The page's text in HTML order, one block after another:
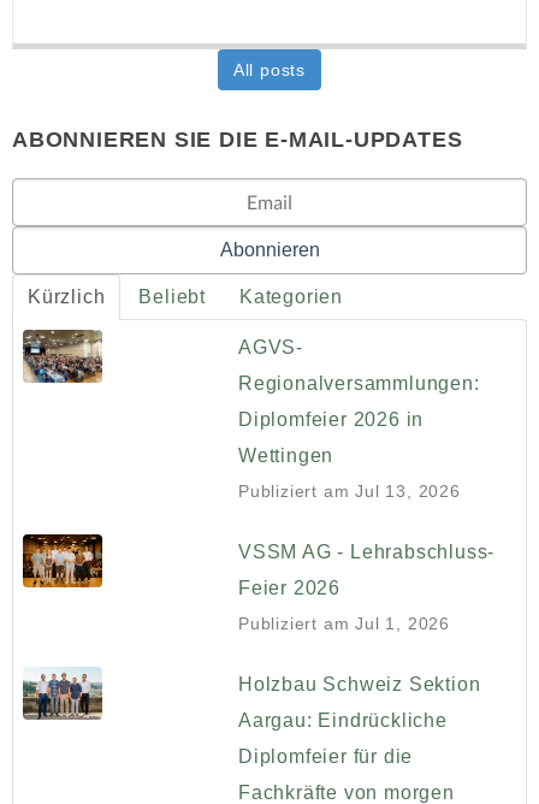
All posts
ABONNIEREN SIE DIE E-MAIL-UPDATES
Kürzlich Beliebt Kategorien
AGVS-
Regionalversammlungen:
Diplomfeier 2026 in
Wettingen
Publiziert am Jul 13, 2026
VSSM AG - Lehrabschluss-
Feier 2026
Publiziert am Jul 1, 2026
Holzbau Schweiz Sektion
Aargau: Eindrückliche
Diplomfeier für die
Fachkräfte von morgen